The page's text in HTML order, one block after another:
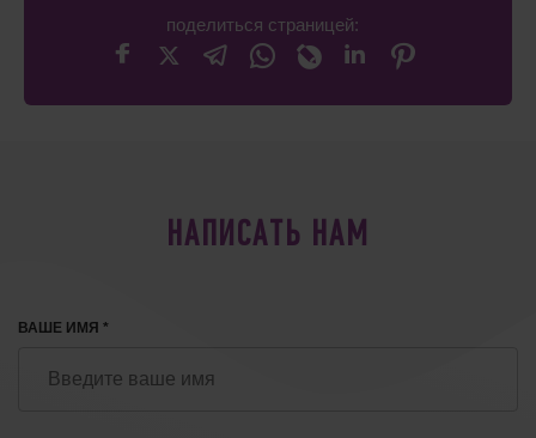
поделиться страницей:
НАПИСАТЬ НАМ
ВАШЕ ИМЯ *